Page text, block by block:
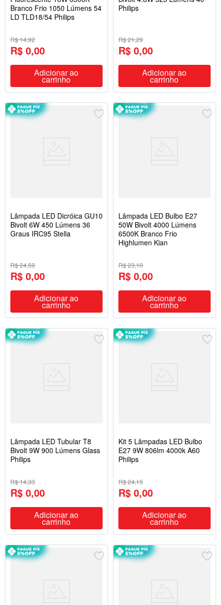
Branco Frio 1050 Lúmens 54
LD TLD18/54 Philips
R$ 14,92
R$ 0,00
Adicionar ao
carrinho
Philips
R$ 21,29
R$ 0,00
Adicionar ao
carrinho
Lâmpada LED Dicróica GU10
Bivolt 6W 450 Lúmens 36
Graus IRC95 Stella
R$ 24,59
R$ 0,00
Adicionar ao
carrinho
Lâmpada LED Bulbo E27
50W Bivolt 4000 Lúmens
6500K Branco Frio
Highlumen Kian
R$ 23,10
R$ 0,00
Adicionar ao
carrinho
Lâmpada LED Tubular T8
Bivolt 9W 900 Lúmens Glass
Philips
R$ 14,33
R$ 0,00
Adicionar ao
carrinho
Kit 5 Lâmpadas LED Bulbo
E27 9W 806lm 4000k A60
Philips
R$ 24,15
R$ 0,00
Adicionar ao
carrinho